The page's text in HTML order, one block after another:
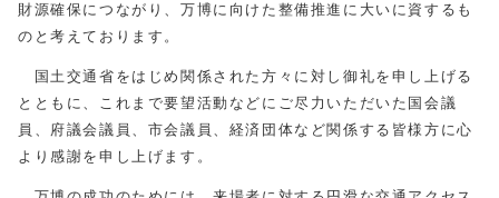
財源確保につながり、万博に向けた整備推進に大いに資するも
のと考えております。
国土交通省をはじめ関係された方々に対し御礼を申し上げる
とともに、これまで要望活動などにご尽力いただいた国会議
員、府議会議員、市会議員、経済団体など関係する皆様方に心
より感謝を申し上げます。